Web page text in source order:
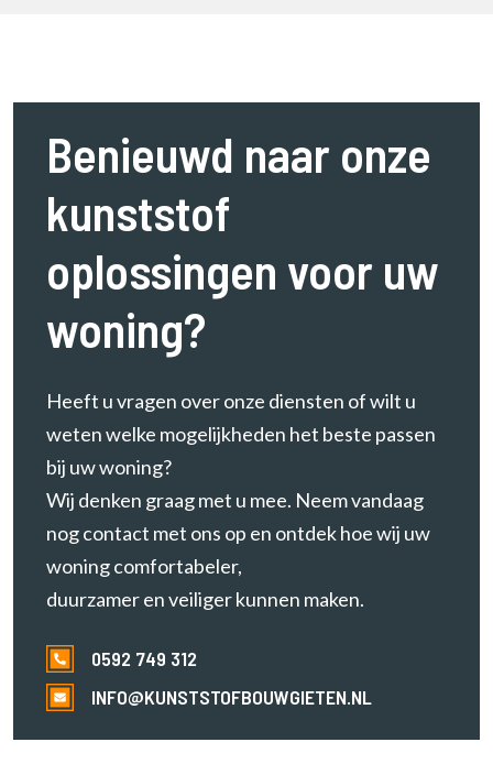
Benieuwd naar onze
kunststof
oplossingen voor uw
woning?
Heeft u vragen over onze diensten of wilt u
weten welke mogelijkheden het beste passen
bij uw woning?
Wij denken graag met u mee. Neem vandaag
nog contact met ons op en ontdek hoe wij uw
woning comfortabeler,
duurzamer en veiliger kunnen maken.
0592 749 312
INFO@KUNSTSTOFBOUWGIETEN.NL